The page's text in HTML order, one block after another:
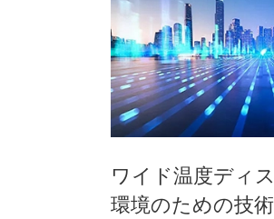
ワイド温度ディ
環境のための技術